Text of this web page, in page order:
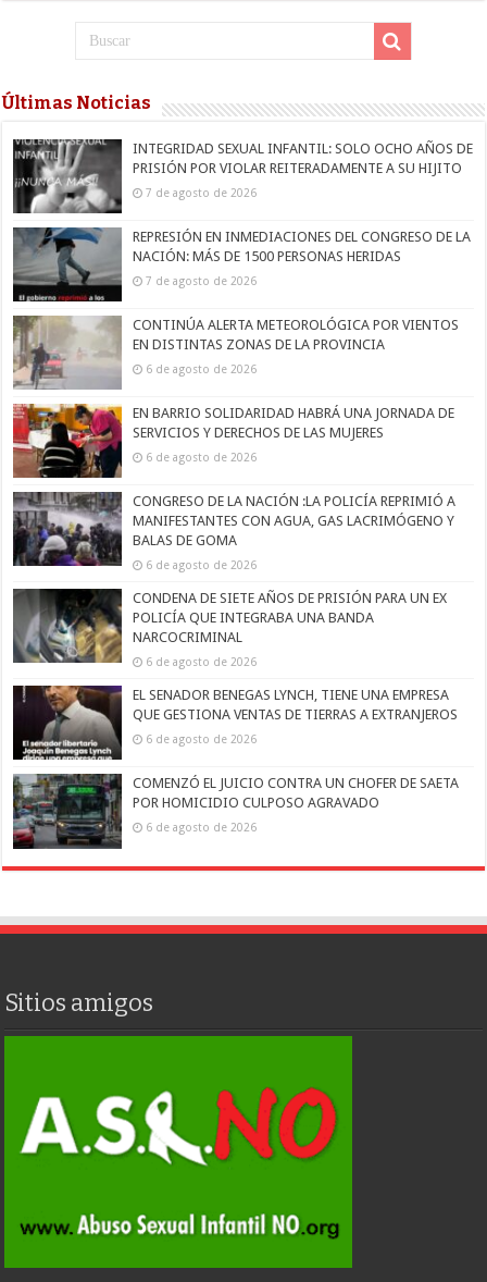
Últimas Noticias
INTEGRIDAD SEXUAL INFANTIL: SOLO OCHO AÑOS DE
PRISIÓN POR VIOLAR REITERADAMENTE A SU HIJITO
7 de agosto de 2026
REPRESIÓN EN INMEDIACIONES DEL CONGRESO DE LA
NACIÓN: MÁS DE 1500 PERSONAS HERIDAS
7 de agosto de 2026
CONTINÚA ALERTA METEOROLÓGICA POR VIENTOS
EN DISTINTAS ZONAS DE LA PROVINCIA
6 de agosto de 2026
EN BARRIO SOLIDARIDAD HABRÁ UNA JORNADA DE
SERVICIOS Y DERECHOS DE LAS MUJERES
6 de agosto de 2026
CONGRESO DE LA NACIÓN :LA POLICÍA REPRIMIÓ A
MANIFESTANTES CON AGUA, GAS LACRIMÓGENO Y
BALAS DE GOMA
6 de agosto de 2026
CONDENA DE SIETE AÑOS DE PRISIÓN PARA UN EX
POLICÍA QUE INTEGRABA UNA BANDA
NARCOCRIMINAL
6 de agosto de 2026
EL SENADOR BENEGAS LYNCH, TIENE UNA EMPRESA
QUE GESTIONA VENTAS DE TIERRAS A EXTRANJEROS
6 de agosto de 2026
COMENZÓ EL JUICIO CONTRA UN CHOFER DE SAETA
POR HOMICIDIO CULPOSO AGRAVADO
6 de agosto de 2026
Sitios amigos